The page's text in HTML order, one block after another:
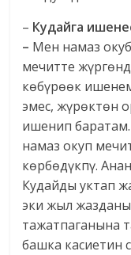
– Кудайга
– Мен намаз
мечитте
көбүрөөк
эмес, жүрөктөн
ишенип баратам.
намаз окуп
көрбөдүкпү.
Кудайды уктап
эки жыл
тажатпаганына
башка касиетин